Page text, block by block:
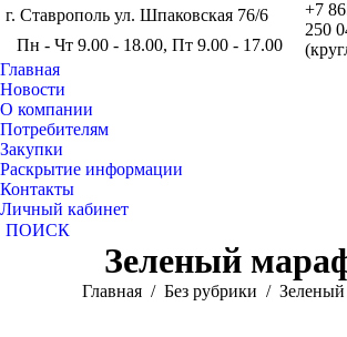
г. Ставрополь ул. Шпаковская 76/6
Пн - Чт 9.00 - 18.00, Пт 9.00 - 17.00
+7
250
Главная
Новости
О компании
Потребителям
Закупки
Раскрытие информации
Контакты
Личный кабинет
Поиск:
ПОИСК
Зеленый
Вы здесь:
Главная Без рубрики